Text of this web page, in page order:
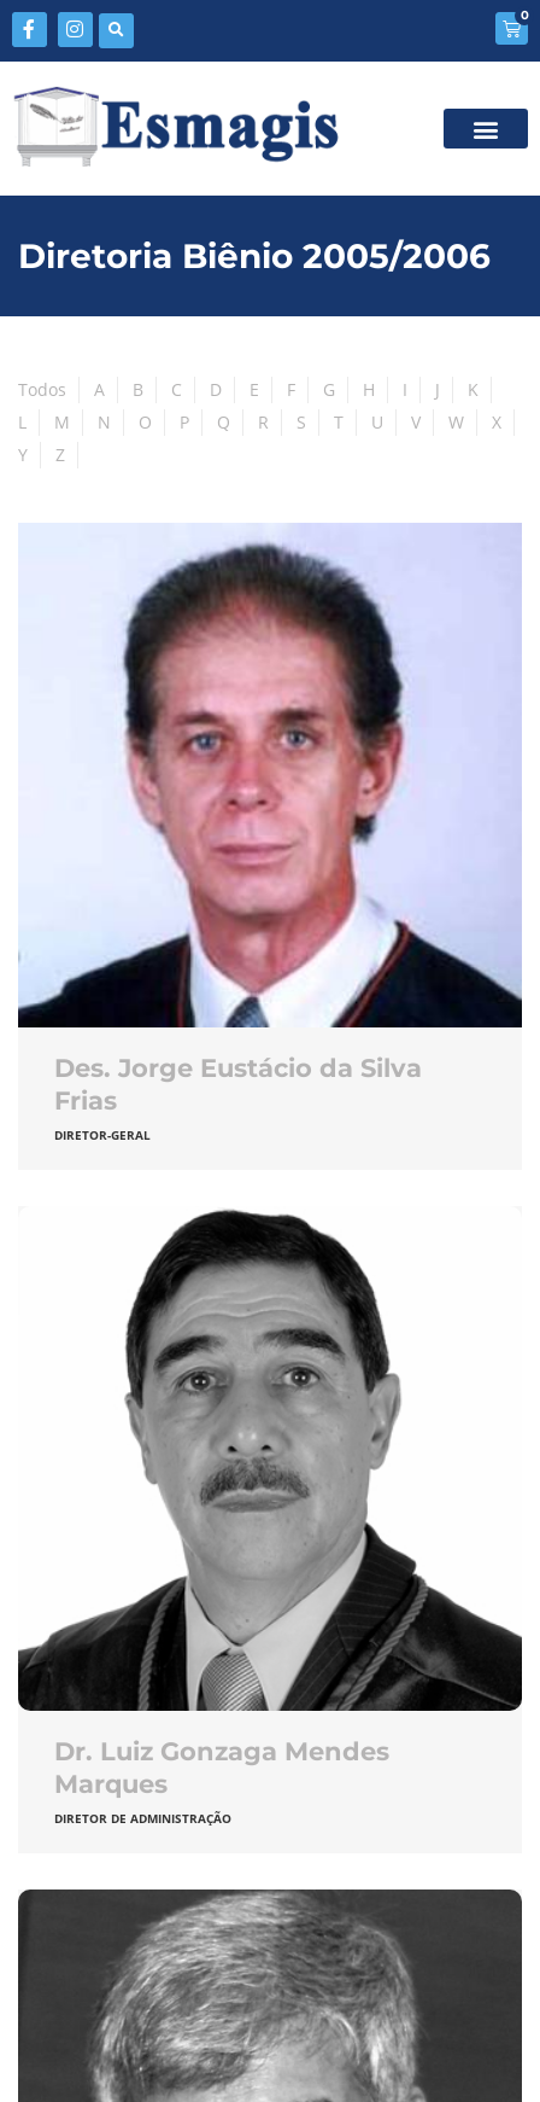
0
Diretoria Biênio 2005/2006
Todos A B C D E F G H I J
K
L
M N O P Q R S T U V W
X
Y
Z
Des. Jorge Eustácio da Silva
Frias
DIRETOR-GERAL
Dr. Luiz Gonzaga Mendes
Marques
DIRETOR DE ADMINISTRAÇÃO